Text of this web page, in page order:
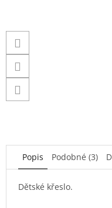
Popis Podobné (3)
Dětské křeslo.